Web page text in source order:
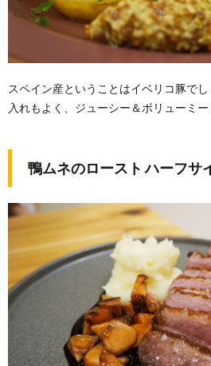
スペイン産ということはイベリコ豚で
入れもよく、ジューシー＆ボリューミー
鴨ムネのロースト ハーフサ